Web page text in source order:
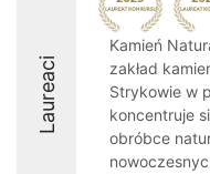
Laureaci
Kamień
zakład
Strykowie w
koncentruje
obróbce